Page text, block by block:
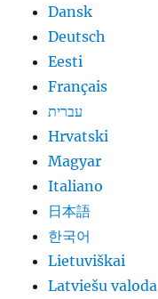
Dansk
Deutsch
Eesti
Français
עברית
Hrvatski
Magyar
Italiano
日本語
한국어
Lietuviškai
Latviešu valoda